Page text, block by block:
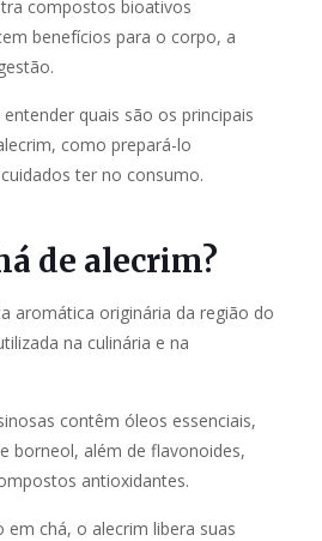
compostos bioativos
benefícios para o corpo, a
quais são os principais
como prepará-lo
ter no consumo.
de alecrim?
aromática originária da região do
na culinária e na
contêm óleos essenciais,
borneol, além de flavonoides,
antioxidantes.
chá, o alecrim libera suas